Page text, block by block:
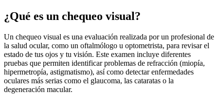
¿Qué es un chequeo visual?
Un chequeo visual es una evaluación realizada por un profesional de
la salud ocular, como un oftalmólogo u optometrista, para revisar el
estado de tus ojos y tu visión. Este examen incluye diferentes
pruebas que permiten identificar problemas de refracción (miopía,
hipermetropía, astigmatismo), así como detectar enfermedades
oculares más serias como el glaucoma, las cataratas o la
degeneración macular.